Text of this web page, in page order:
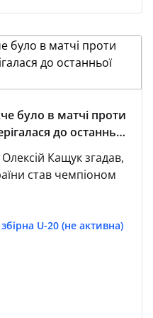
було в матчі проти
до останньої
Кащук згадав,
став чемпіоном
U-20 (не активна)